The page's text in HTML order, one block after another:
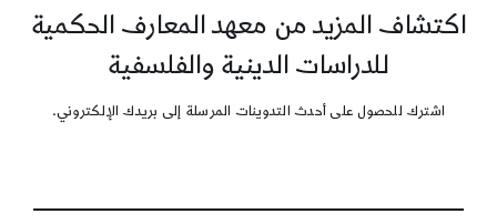
اكتشاف المزيد من معهد المعارف الحكمية
للدراسات الدينية والفلسفية
اشترك للحصول على أحدث التدوينات المرسلة إلى بريدك الإلكتروني.